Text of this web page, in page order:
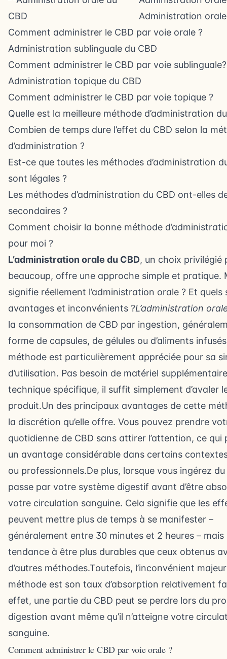
Administration
Comment administrer le CBD par voie orale ?
Administration sublinguale du CBD
Comment administrer le CBD par voie sublinguale?
Administration topique du CBD
Comment administrer le CBD par voie topique ?
Quelle est la meilleure méthode d’administration
Combien de temps dure l’effet du CBD selon la
d’administration ?
Est-ce que toutes les méthodes d’administration
sont légales ?
Les méthodes d’administration du CBD ont-elles
secondaires ?
Comment choisir la bonne méthode
pour moi ?
L’administration orale du CBD, un choix privilégié
beaucoup, offre une approche simple et pratique.
signifie réellement l’administration orale ? Et quels
avantages et inconvénients ?L’administration
la consommation de CBD par ingestion,
forme de capsules, de gélules ou d’aliments
méthode est particulièrement appréciée pour sa
d’utilisation. Pas besoin de matériel supplémentaire
technique spécifique, il suffit simplement d’avaler
produit.Un des principaux avantages de cette
la discrétion qu’elle offre. Vous pouvez prendre
quotidienne de CBD sans attirer l’attention, ce qui
un avantage considérable dans certains
ou professionnels.De plus, lorsque vous ingérez du
passe par votre système digestif avant d’être
votre circulation sanguine. Cela signifie que les
peuvent mettre plus de temps à se manifester –
généralement entre 30 minutes et 2 heures – mais
tendance à être plus durables que ceux obtenus
d’autres méthodes.Toutefois, l’inconvénient
méthode est son taux d’absorption relativement
effet, une partie du CBD peut se perdre lors du
digestion avant même qu’il n’atteigne votre
sanguine.
Comment administrer le CBD par voie orale ?